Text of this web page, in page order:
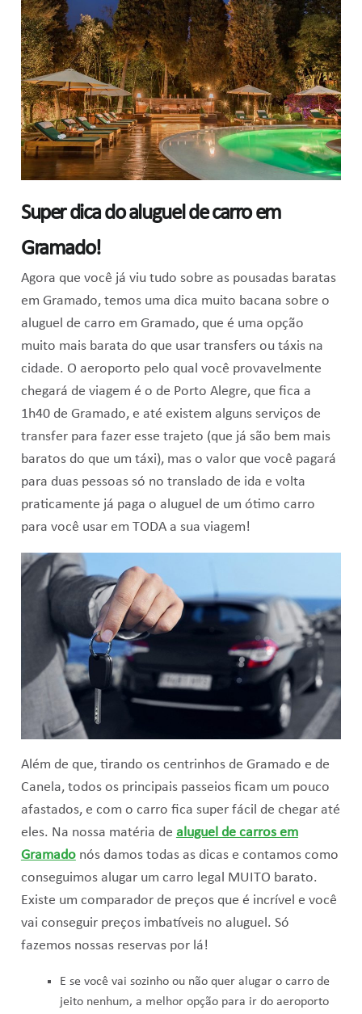
Super dica do aluguel de carro em
Gramado!
Agora que você já viu tudo sobre as pousadas baratas
em Gramado, temos uma dica muito bacana sobre o
aluguel de carro em Gramado, que é uma opção
muito mais barata do que usar transfers ou táxis na
cidade. O aeroporto pelo qual você provavelmente
chegará de viagem é o de Porto Alegre, que fica a
1h40 de Gramado, e até existem alguns serviços de
transfer para fazer esse trajeto (que já são bem mais
baratos do que um táxi), mas o valor que você pagará
para duas pessoas só no translado de ida e volta
praticamente já paga o aluguel de um ótimo carro
para você usar em TODA a sua viagem!
Além de que, tirando os centrinhos de Gramado e de
Canela, todos os principais passeios ficam um pouco
afastados, e com o carro fica super fácil de chegar até
eles. Na nossa matéria de aluguel de carros em
Gramadonós damos todas as dicas e contamos como
conseguimos alugar um carro legal MUITO barato.
Existe um comparador de preços que é incrível e você
vai conseguir preços imbatíveis no aluguel. Só
fazemos nossas reservas por lá!
E se você vai sozinho ou não quer alugar o carro de
jeito nenhum, a melhor opção para ir do aeroporto